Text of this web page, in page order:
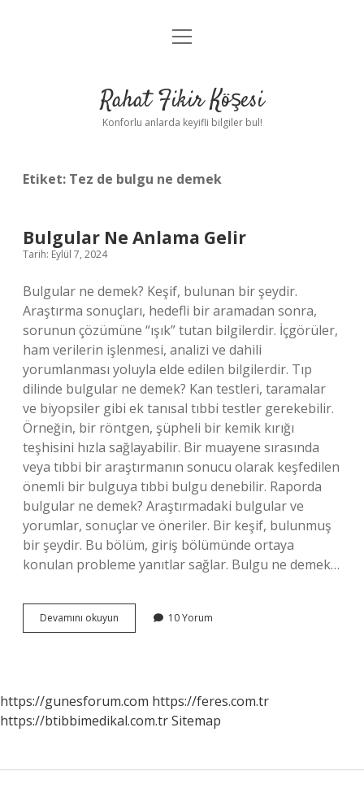
Anasayfa
Yasal Uyarı
menüyü
Rahat Fikir Köşesi
Konforlu anlarda keyifli bilgiler bul!
Etiket: Tez de bulgu ne demek
Bulgular Ne Anlama Gelir
Tarih: Eylül 7, 2024
Bulgular ne demek? Keşif, bulunan bir şeydir.
Araştırma sonuçları, hedefli bir aramadan sonra,
sorunun çözümüne “ışık” tutan bilgilerdir. İçgörüler,
ham verilerin işlenmesi, analizi ve dahili
yorumlanması yoluyla elde edilen bilgilerdir. Tıp
dilinde bulgular ne demek? Kan testleri, taramalar
ve biyopsiler gibi ek tanısal tıbbi testler gerekebilir.
Örneğin, bir röntgen, şüpheli bir kemik kırığı
teşhisini hızla sağlayabilir. Bir muayene sırasında
veya tıbbi bir araştırmanın sonucu olarak keşfedilen
önemli bir bulguya tıbbi bulgu denebilir. Raporda
bulgular ne demek? Araştırmadaki bulgular ve
yorumlar, sonuçlar ve öneriler. Bir keşif, bulunmuş
bir şeydir. Bu bölüm, giriş bölümünde ortaya
konulan probleme yanıtlar sağlar. Bulgu ne demek…
Devamını okuyun Bulgular
Ne
10 Yorum
https://gunesforum.com https://feres.com.tr
https://btibbimedikal.com.trSitemap